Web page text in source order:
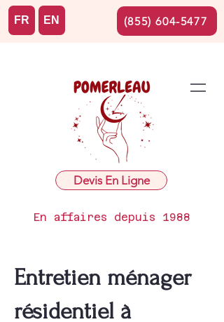
Devis En Ligne
En affaires depuis 1988
FR EN (855) 604-5477
Entretien ménager
résidentiel à